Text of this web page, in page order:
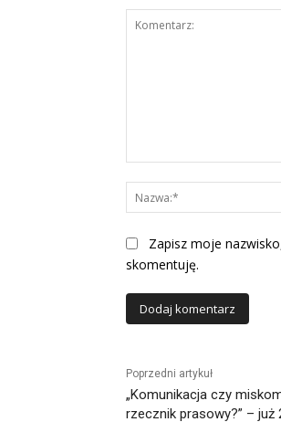
Zapisz moje
skomentuję.
Poprzedni artykuł
„Komunikacja czy
rzecznik prasowy?” – już